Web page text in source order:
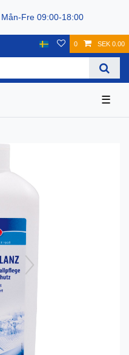
Fre 09:00-18:00
0 SEK 0.00
☰